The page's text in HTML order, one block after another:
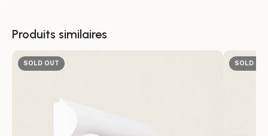
précision. Compatibles avec ampoules GU10 (non
incluses) et limités à une puissance maximale de 10 W,
ils offrent un rendu concentré, parfait pour mettre en
Produits similaires
SOLD OUT SOLD